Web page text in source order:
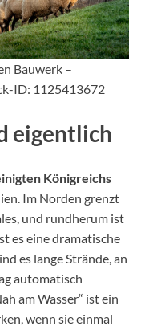
Bauwerk –
ID: 1125413672
eigentlich
Königreichs
Im Norden grenzt
und rundherum ist
es eine dramatische
es lange Strände, an
automatisch
am Wasser“ ist ein
wenn sie einmal